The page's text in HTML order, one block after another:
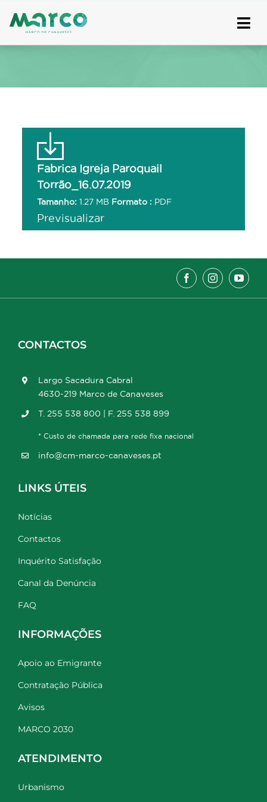
to
Fabrica Igreja Paroquail
Torrão_16.07.2019
Tamanho: 1.27 MB Formato : PDF
Previsualizar
CONTACTOS
Largo Sacadura Cabral
4630-219 Marco de Canaveses
T. 255 538 800 | F. 255 538 899
* Custo de chamada para rede fixa nacional
info@cm-marco-canaveses.pt
LINKS ÚTEIS
Notícias
Contactos
Inquérito Satisfação
Canal da Denúncia
FAQ
INFORMAÇÕES
Apoio ao Emigrante
Contratação Pública
Avisos
MARCO 2030
ATENDIMENTO
Urbanismo